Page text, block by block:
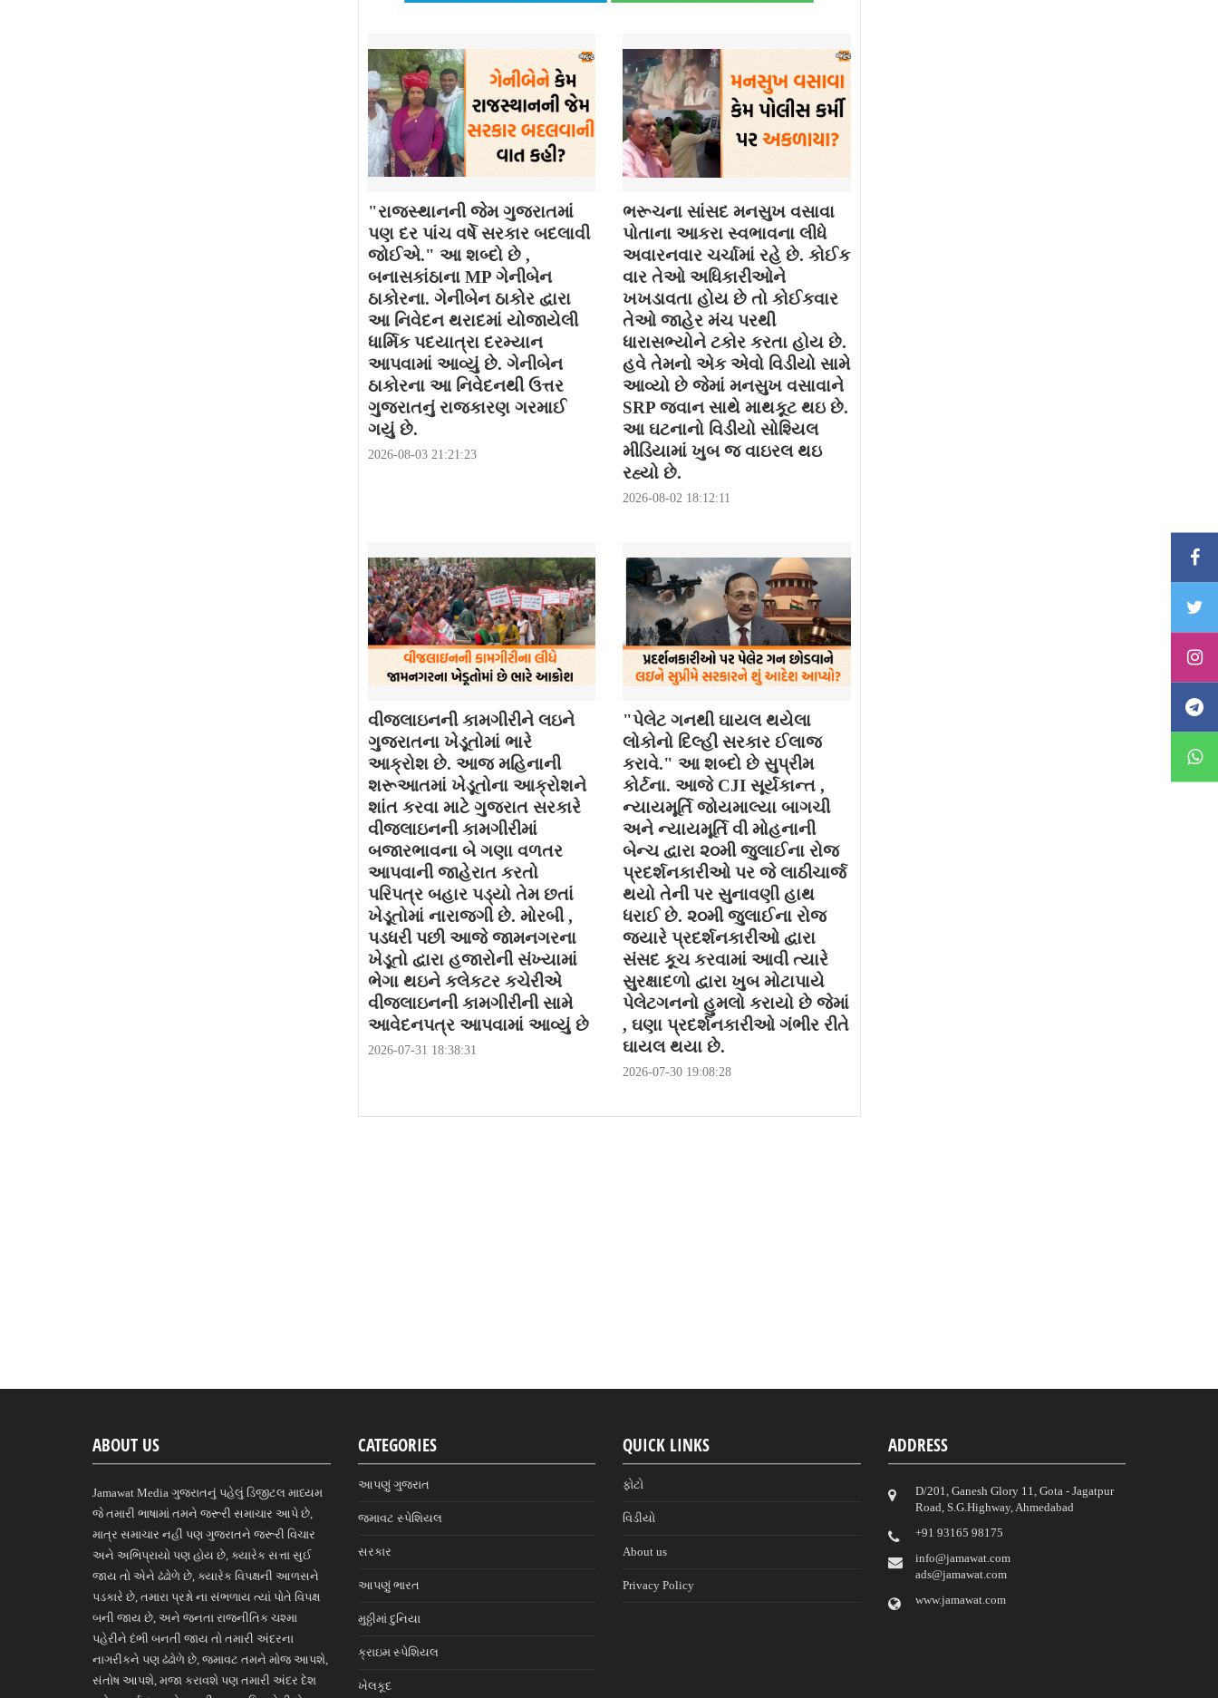
"રાજસ્થાનની જેમ ગુજરાતમાં
પણ દર પાંચ વર્ષે સરકાર બદલાવી
જોઈએ." આ શબ્દો છે ,
બનાસકાંઠાના MP ગેનીબેન
ઠાકોરના. ગેનીબેન ઠાકોર દ્વારા
આ નિવેદન થરાદમાં યોજાયેલી
ધાર્મિક પદયાત્રા દરમ્યાન
આપવામાં આવ્યું છે. ગેનીબેન
ઠાકોરના આ નિવેદનથી ઉત્તર
ગુજરાતનું રાજકારણ ગરમાઈ
ગયું છે.
2026-08-03 21:21:23
ભરૂચના સાંસદ મનસુખ વસાવા
પોતાના આકરા સ્વભાવના લીધે
અવારનવાર ચર્ચામાં રહે છે. કોઈક
વાર તેઓ અધિકારીઓને
ખખડાવતા હોય છે તો કોઈકવાર
તેઓ જાહેર મંચ પરથી
ધારાસભ્યોને ટકોર કરતા હોય છે.
હવે તેમનો એક એવો વિડીયો સામે
આવ્યો છે જેમાં મનસુખ વસાવાને
SRP જવાન સાથે માથકૂટ થઇ છે.
આ ઘટનાનો વિડીયો સોશ્યિલ
મીડિયામાં ખુબ જ વાઇરલ થઇ
રહ્યો છે.
2026-08-02 18:12:11
વીજલાઇનની કામગીરીને લઇને
ગુજરાતના ખેડૂતોમાં ભારે
આક્રોશ છે. આજ મહિનાની
શરૂઆતમાં ખેડૂતોના આક્રોશને
શાંત કરવા માટે ગુજરાત સરકારે
વીજલાઇનની કામગીરીમાં
બજારભાવના બે ગણા વળતર
આપવાની જાહેરાત કરતો
પરિપત્ર બહાર પડ્યો તેમ છતાં
ખેડૂતોમાં નારાજગી છે. મોરબી ,
પડધરી પછી આજે જામનગરના
ખેડૂતો દ્વારા હજારોની સંખ્યામાં
ભેગા થઇને કલેકટર કચેરીએ
વીજલાઇનની કામગીરીની સામે
આવેદનપત્ર આપવામાં આવ્યું છે
2026-07-31 18:38:31
"પેલેટ ગનથી ઘાયલ થયેલા
લોકોનો દિલ્હી સરકાર ઈલાજ
કરાવે." આ શબ્દો છે સુપ્રીમ
કોર્ટના. આજે CJI સૂર્યકાન્ત ,
ન્યાયમૂર્તિ જોયમાલ્યા બાગચી
અને ન્યાયમૂર્તિ વી મોહનાની
બેન્ચ દ્વારા ૨૦મી જુલાઈના રોજ
પ્રદર્શનકારીઓ પર જે લાઠીચાર્જ
થયો તેની પર સુનાવણી હાથ
ધરાઈ છે. ૨૦મી જુલાઈના રોજ
જયારે પ્રદર્શનકારીઓ દ્વારા
સંસદ કૂચ કરવામાં આવી ત્યારે
સુરક્ષાદળો દ્વારા ખુબ મોટાપાયે
પેલેટગનનો હુમલો કરાયો છે જેમાં
, ઘણા પ્રદર્શનકારીઓ ગંભીર રીતે
ઘાયલ થયા છે.
2026-07-30 19:08:28
ABOUT US
Jamawat Media ગુજરાતનું પહેલું ડિજીટલ માધ્યમ
જે તમારી ભાષામાં તમને જરૂરી સમાચાર આપે છે,
માત્ર સમાચાર નહીં પણ ગુજરાતને જરૂરી વિચાર
અને અભિપ્રાયો પણ હોય છે, ક્યારેક સત્તા સુઈ
જાય તો એને ઢંઢોળે છે, ક્યારેક વિપક્ષની આળસને
પડકારે છે, તમારા પ્રશ્નો ના સંભળાય ત્યાં પોતે વિપક્ષ
બની જાય છે, અને જનતા રાજનીતિક ચશ્મા
પહેરીને દંભી બનતી જાય તો તમારી અંદરના
નાગરીકને પણ ઢંઢોળે છે, જમાવટ તમને મોજ આપશે,
સંતોષ આપશે, મજા કરાવશે પણ તમારી અંદર દેશ
CATEGORIES
આપણું ગુજરાત
જમાવટ સ્પેશિયલ
સરકાર
આપણું ભારત
મુઠ્ઠીમાં દુનિયા
ક્રાઇમ સ્પેશિયલ
ખેલકૂદ
QUICK LINKS
ફોટો
વિડીયો
About us
Privacy Policy
ADDRESS
D/201, Ganesh Glory 11, Gota - Jagatpur
Road, S.G.Highway, Ahmedabad
‎+91 93165 98175
info@jamawat.com
ads@jamawat.com
www.jamawat.com